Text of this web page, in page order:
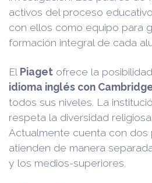
activos del proceso
con ellos como equipo para
formación integral de cada
El Piaget ofrece la
idioma inglés con
todos sus niveles. La
respeta la diversidad
Actualmente cuenta con dos
atienden de manera
y los medios-superiores.